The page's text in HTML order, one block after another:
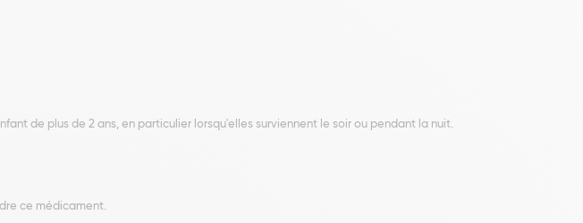
de plus de 2 ans, en particulier lorsqu'elles surviennent le soir ou pendant la nuit.
ce médicament.